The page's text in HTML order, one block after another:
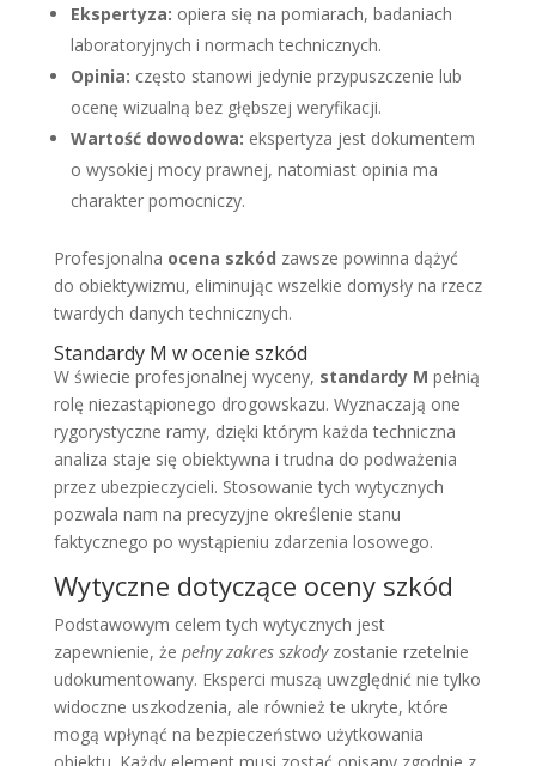
Ekspertyza: opiera się na pomiarach, badaniach
laboratoryjnych i normach technicznych.
Opinia: często stanowi jedynie przypuszczenie lub
ocenę wizualną bez głębszej weryfikacji.
Wartość dowodowa: ekspertyza jest dokumentem
o wysokiej mocy prawnej, natomiast opinia ma
charakter pomocniczy.
Profesjonalna ocena szkód zawsze powinna dążyć
do obiektywizmu, eliminując wszelkie domysły na rzecz
twardych danych technicznych.
Standardy M w ocenie szkód
W świecie profesjonalnej wyceny, standardy M pełnią
rolę niezastąpionego drogowskazu. Wyznaczają one
rygorystyczne ramy, dzięki którym każda techniczna
analiza staje się obiektywna i trudna do podważenia
przez ubezpieczycieli. Stosowanie tych wytycznych
pozwala nam na precyzyjne określenie stanu
faktycznego po wystąpieniu zdarzenia losowego.
Wytyczne dotyczące oceny szkód
Podstawowym celem tych wytycznych jest
zapewnienie, że pełny zakres szkodyzostanie rzetelnie
udokumentowany. Eksperci muszą uwzględnić nie tylko
widoczne uszkodzenia, ale również te ukryte, które
mogą wpłynąć na bezpieczeństwo użytkowania